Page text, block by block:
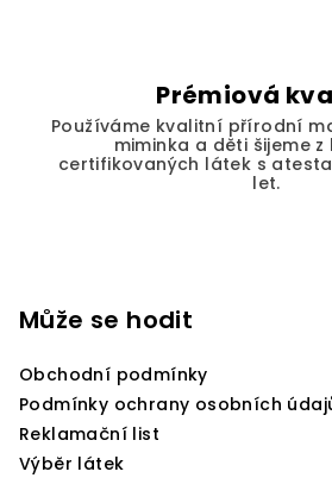
í
p
r
v
k
Prémiová
Používáme kvalitní přírodní
miminka a děti šijeme
certifikovaných látek s
let.
Může se hodit
Obchodní podmínky
Podmínky ochrany osobních
Reklamační list
Výběr látek